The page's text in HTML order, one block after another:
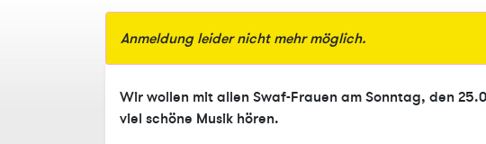
Anmeldung leider nicht mehr möglich.
Wir wollen mit allen Swaf-Frauen am Sonntag, den
viel schöne Musik hören.